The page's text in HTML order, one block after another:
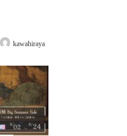
kawahiraya